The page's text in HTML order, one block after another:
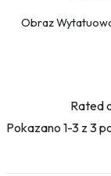
Obraz
Rated
Pokazano 1-3 z 3